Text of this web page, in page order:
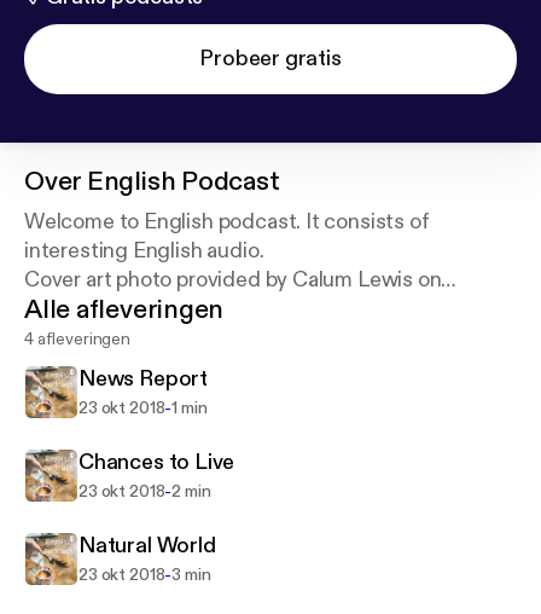
Probeer gratis
Over English Podcast
Welcome to English podcast. It consists of
interesting English audio.
Cover art photo provided by Calum Lewis on
Unsplash:https://unsplash.com/@calumlewis
Alle afleveringen
4 afleveringen
News Report
23 okt 2018-1 min
Chances to Live
23 okt 2018-2 min
Natural World
23 okt 2018-3 min